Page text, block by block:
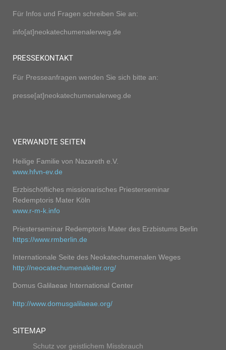
Für Infos und Fragen schreiben Sie an:
info[at]neokatechumenalerweg.de
PRESSEKONTAKT
Für Presseanfragen wenden Sie sich bitte an:
presse[at]neokatechumenalerweg.de
VERWANDTE SEITEN
Heilige Familie von Nazareth e.V.
www.hfvn-ev.de
Erzbischöfliches missionarisches Priesterseminar
Redemptoris Mater Köln
www.r-m-k.info
Priesterseminar Redemptoris Mater des Erzbistums Berlin
https://www.rmberlin.de
Internationale Seite des Neokatechumenalen Weges
http://neocatechumenaleiter.org/
Domus Galilaeae International Center
http://www.domusgalilaeae.org/
SITEMAP
Schutz vor geistlichem Missbrauch